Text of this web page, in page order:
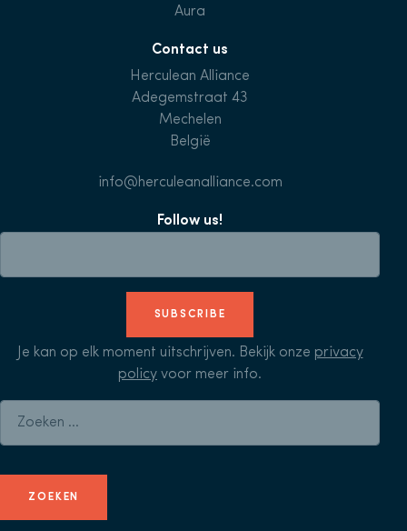
Aura
Contact us
Herculean Alliance
Adegemstraat 43
Mechelen
België
info@herculeanalliance.com
Follow us!
SUBSCRIBE
Je kan op elk moment uitschrijven. Bekijk onze privacy
policy voor meer info.